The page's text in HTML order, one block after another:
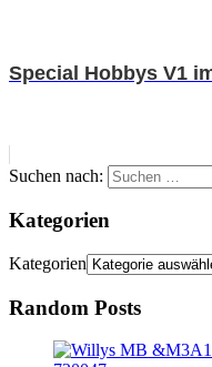
Special Hobbys V1
Suchen nach:
Kategorien
Kategorien
Random Posts